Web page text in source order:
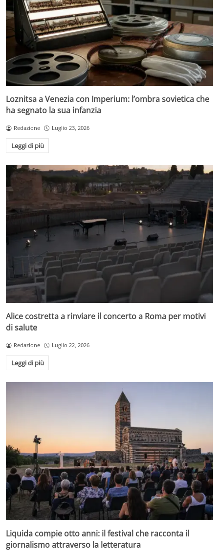
Loznitsa a Venezia con Imperium: l’ombra sovietica che
ha segnato la sua infanzia
Redazione Luglio 23, 2026
Leggi di più
Alice costretta a rinviare il concerto a Roma per motivi
di salute
Redazione Luglio 22, 2026
Leggi di più
Liquida compie otto anni: il festival che racconta il
giornalismo attraverso la letteratura